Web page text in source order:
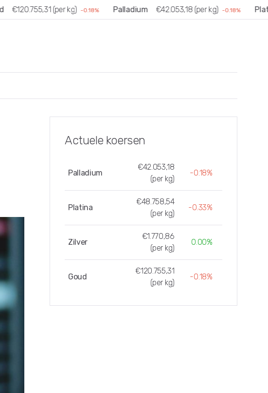
€120.755,31 (per kg) -0.18% Palladium €42.053,18 (per kg) -0.18%
Actuele koersen
Palladium
€42.053,18
(per kg)
-0.18%
Platina
€48.758,54
(per kg)
-0.33%
Zilver
€1.770,86
(per kg)
0.00%
Goud
€120.755,31
(per kg)
-0.18%